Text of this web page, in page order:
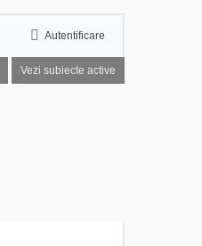
Autentificare
Vezi subiecte active